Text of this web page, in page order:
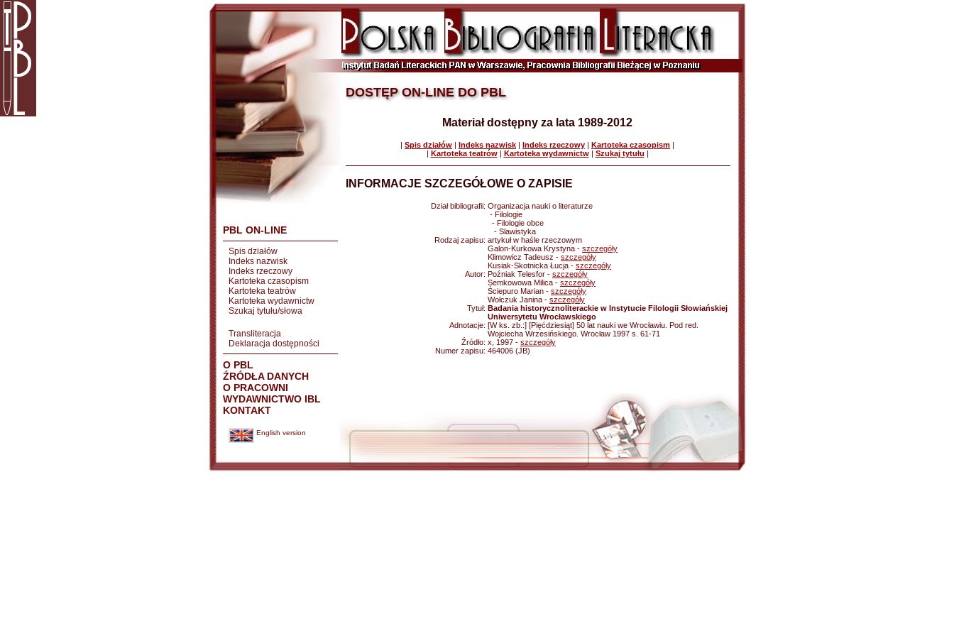
PBL ON-LINE
Spis działów
Indeks nazwisk
Indeks rzeczowy
Kartoteka czasopism
Kartoteka teatrów
Kartoteka wydawnictw
Szukaj tytułu/słowa
Transliteracja
Deklaracja dostępności
O PBL
ŹRÓDŁA DANYCH
O PRACOWNI
WYDAWNICTWO IBL
KONTAKT
English version
DOSTĘP ON-LINE DO PBL
Materiał dostępny za lata 1989-2012
| Spis działów | Indeks nazwisk | Indeks rzeczowy | Kartoteka czasopism |
| Kartoteka teatrów| Kartoteka wydawnictw| Szukaj tytułu |
INFORMACJE SZCZEGÓŁOWE O ZAPISIE
Dział bibliografii: Organizacja nauki o literaturze
- Filologie
- Filologie obce
- Slawistyka
Rodzaj zapisu: artykuł w haśle rzeczowym
Autor:
Galon-Kurkowa Krystyna - szczegóły
Klimowicz Tadeusz - szczegóły
Kusiak-Skotnicka Łucja - szczegóły
Poźniak Telesfor - szczegóły
Semkowowa Milica - szczegóły
Ściepuro Marian - szczegóły
Wołczuk Janina - szczegóły
Tytuł: Badania historycznoliterackie w Instytucie Filologii Słowiańskiej
Uniwersytetu Wrocławskiego
Adnotacje: [W ks. zb.:] [Pięćdziesiąt] 50 lat nauki we Wrocławiu. Pod red.
Wojciecha Wrzesińskiego. Wrocław 1997 s. 61-71
Źródło: x, 1997 - szczegóły
Numer zapisu: 464006 (JB)